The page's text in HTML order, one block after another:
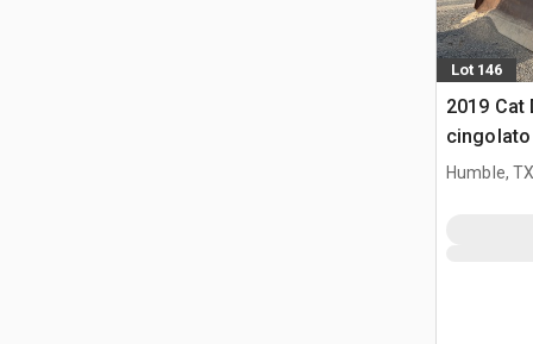
Lot 146
2019 Cat
cingolato
Humble,